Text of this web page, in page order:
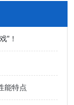
”！
能特点